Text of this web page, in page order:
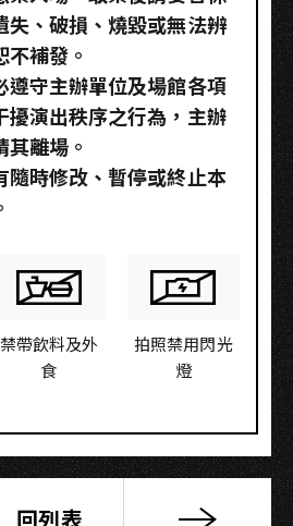
失、破損、燒毀或無法辨
補發。
遵守主辦單位及場館各項
擾演出秩序之行為，主辦
離場。
隨時修改、暫停或終止本
禁帶飲料及外
食
拍照禁用閃光
燈
回列表